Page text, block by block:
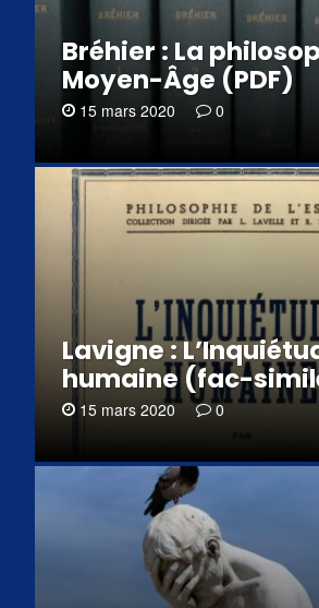
Bréhier : La
Moyen-Âge (PDF)
15 mars 2020 0
Lavigne :
humaine (fac-
15 mars 2020 0